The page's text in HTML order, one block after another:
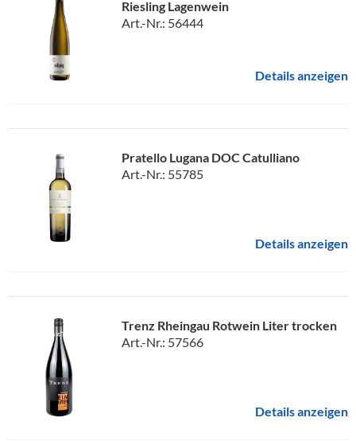
Riesling Lagenwein
Art.-Nr.: 56444
Details anzeigen
Pratello Lugana DOC Catulliano
Art.-Nr.: 55785
Details anzeigen
Trenz Rheingau Rotwein Liter trocken
Art.-Nr.: 57566
Details anzeigen